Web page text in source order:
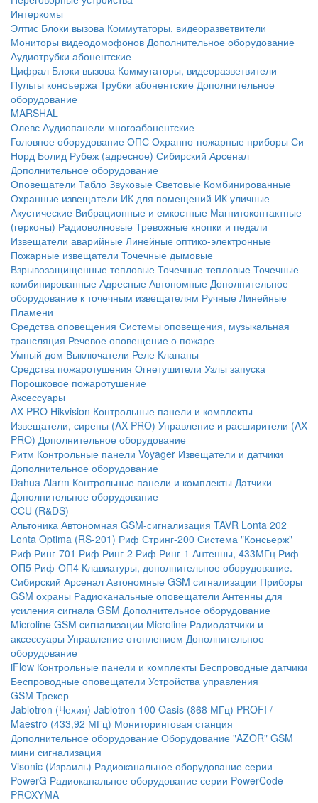
Интеркомы
Элтис Блоки вызова Коммутаторы, видеоразветвители
Мониторы видеодомофонов Дополнительное оборудование
Аудиотрубки абонентские
Цифрал Блоки вызова Коммутаторы, видеоразветвители
Пульты консъержа Трубки абонентские Дополнительное
оборудование
MARSHAL
Олевс Аудиопанели многоабонентские
Головное оборудование ОПС Охранно-пожарные приборы Си-
Норд Болид Рубеж (адресное) Сибирский Арсенал
Дополнительное оборудование
Оповещатели Табло Звуковые Световые Комбинированные
Охранные извещатели ИК для помещений ИК уличные
Акустические Вибрационные и емкостные Магнитоконтактные
(герконы) Радиоволновые Тревожные кнопки и педали
Извещатели аварийные Линейные оптико-электронные
Пожарные извещатели Точечные дымовые
Взрывозащищенные тепловые Точечные тепловые Точечные
комбинированные Адресные Автономные Дополнительное
оборудование к точечным извещателям Ручные Линейные
Пламени
Средства оповещения Системы оповещения, музыкальная
трансляция Речевое оповещение о пожаре
Умный дом Выключатели Реле Клапаны
Средства пожаротушения Огнетушители Узлы запуска
Порошковое пожаротушение
Аксессуары
AX PRO Hikvision Контрольные панели и комплекты
Извещатели, сирены (AX PRO) Управление и расширители (AX
PRO) Дополнительное оборудование
Ритм Контрольные панели Voyager Извещатели и датчики
Дополнительное оборудование
Dahua Alarm Контрольные панели и комплекты Датчики
Дополнительное оборудование
CCU (R&DS)
Альтоника Автономная GSM-сигнализация TAVR Lonta 202
Lonta Optima (RS-201) Риф Стринг-200 Система "Консьерж"
Риф Ринг-701 Риф Ринг-2 Риф Ринг-1 Антенны, 433МГц Риф-
ОП5 Риф-ОП4 Клавиатуры, дополнительное оборудование.
Сибирский Арсенал Автономные GSM сигнализации Приборы
GSM охраны Радиоканальные оповещатели Антенны для
усиления сигнала GSM Дополнительное оборудование
Microline GSM cигнализации Microline Радиодатчики и
аксессуары Управление отоплением Дополнительное
оборудование
iFlow Контрольные панели и комплекты Беспроводные датчики
Беспроводные оповещатели Устройства управления
GSM Трекер
Jablotron (Чехия) Jablotron 100 Oasis (868 МГц) PROFI /
Maestro (433,92 МГц) Мониторинговая станция
Дополнительное оборудование Оборудование "AZOR" GSM
мини сигнализация
Visonic (Израиль) Радиоканальное оборудование серии
PowerG Радиоканальное оборудование серии PowerCode
PROXYMA